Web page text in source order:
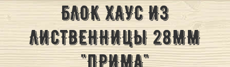
БЛОК ХАУС ИЗ
ЛИСТВЕННИЦЫ 28ММ
"ПРИМА"